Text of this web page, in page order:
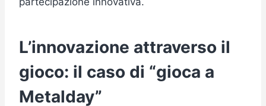
L’innovazione attraverso il
gioco: il caso di “gioca a
Metalday”